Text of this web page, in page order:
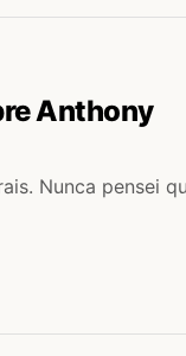
Anthony
Nunca pensei